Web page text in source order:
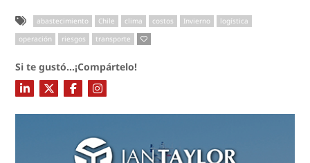
abastecimiento Chile clima costos Invierno
logística
operación
riesgos transporte
Si te gustó...¡Compártelo!